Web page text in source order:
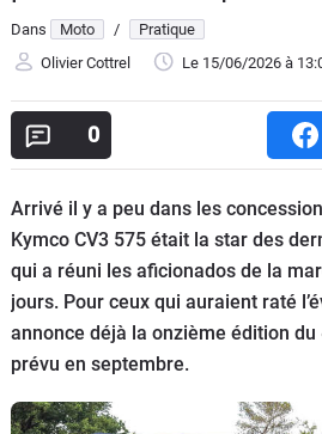
Avis
Forum
Scooters
125
Marques
Services
Auto
Dans Moto /
Pratique
Olivier Cottrel
Le 15/06/2026 à
0
Arrivé il y a peu dans les
Kymco CV3 575 était la star des
qui a réuni les aficionados de la
jours. Pour ceux qui auraient raté
annonce déjà la onzième édition du
prévu en septembre.